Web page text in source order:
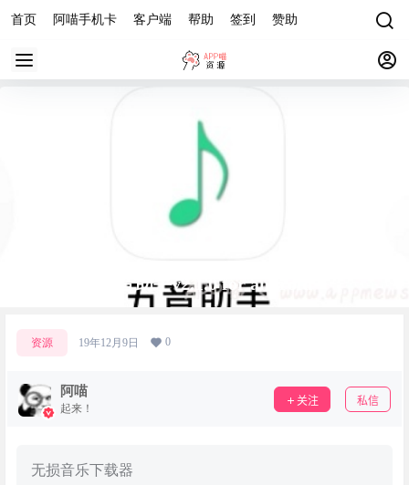
首页 阿喵手机卡 客户端 帮助 签到 赞助
五音助手v2.1.0 for android
资源 19年12月9日 0
阿喵
起来！
关注 私信
无损音乐下载器